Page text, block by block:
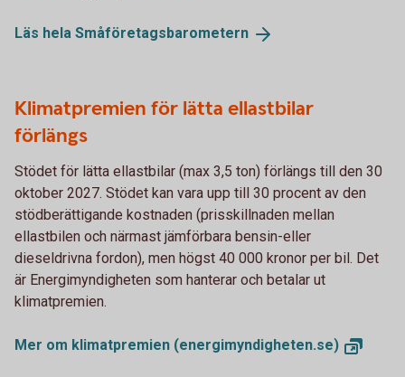
Läs hela Småföretagsbarometern
Klimatpremien för lätta ellastbilar
förlängs
Stödet för lätta ellastbilar (max 3,5 ton) förlängs till den 30
oktober 2027. Stödet kan vara upp till 30 procent av den
stödberättigande kostnaden (prisskillnaden mellan
ellastbilen och närmast jämförbara bensin-eller
dieseldrivna fordon), men högst 40 000 kronor per bil. Det
är Energimyndigheten som hanterar och betalar ut
klimatpremien.
Mer om klimatpremien (energimyndigheten.se)